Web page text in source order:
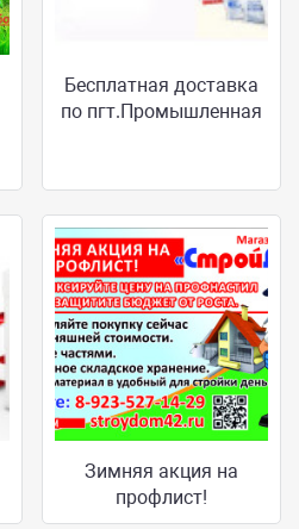
Бесплатная доставка
по пгт.Промышленная
Зимняя акция на
профлист!